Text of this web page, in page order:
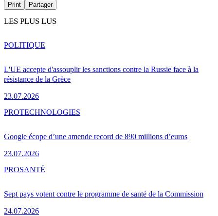
Print Partager
LES PLUS LUS
L'UE accepte d'assouplir les sanctions contre la Russie face à la
résistance de la Grèce
23.07.2026
POLITIQUE
Google écope d’une amende record de 890 millions d’euros
23.07.2026
PROTECHNOLOGIES
Sept pays votent contre le programme de santé de la Commission
24.07.2026
PROSANTÉ